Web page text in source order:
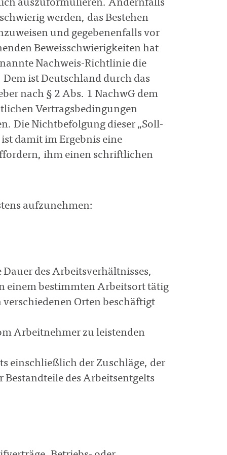
auszuformulieren. Andernfalls
werden, das Bestehen
und gegebenenfalls vor
Beweisschwierigkeiten hat
Nachweis-Richtlinie die
ist Deutschland durch das
nach § 2 Abs. 1 NachwG dem
Vertragsbedingungen
Die Nichtbefolgung dieser „Soll-
damit im Ergebnis eine
ihm einen schriftlichen
aufzunehmen:
des Arbeitsverhältnisses,
einem bestimmten Arbeitsort tätig
Orten beschäftigt
Arbeitnehmer zu leistenden
einschließlich der Zuschläge, der
des Arbeitsentgelts